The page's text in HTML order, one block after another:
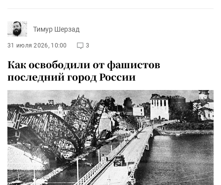
Тимур Шерзад
31 июля 2026, 10:00 3
Как освободили от фашистов
последний город России